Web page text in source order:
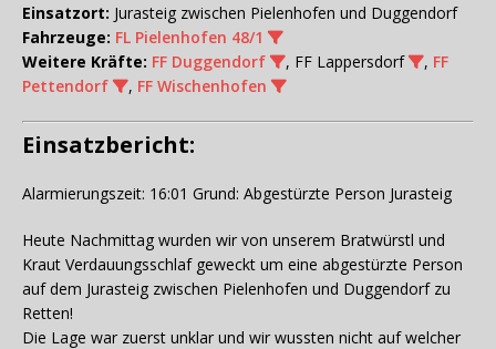
Einsatzort: Jurasteig zwischen Pielenhofen und Duggendorf
Fahrzeuge: FL Pielenhofen 48/1
Weitere Kräfte: FF Duggendorf , FF Lappersdorf , FF
Pettendorf
, FF Wischenhofen
Einsatzbericht:
Alarmierungszeit: 16:01 Grund: Abgestürzte Person Jurasteig
Heute Nachmittag wurden wir von unserem Bratwürstl und
Kraut Verdauungsschlaf geweckt um eine abgestürzte Person
auf dem Jurasteig zwischen Pielenhofen und Duggendorf zu
Retten!
Die Lage war zuerst unklar und wir wussten nicht auf welcher